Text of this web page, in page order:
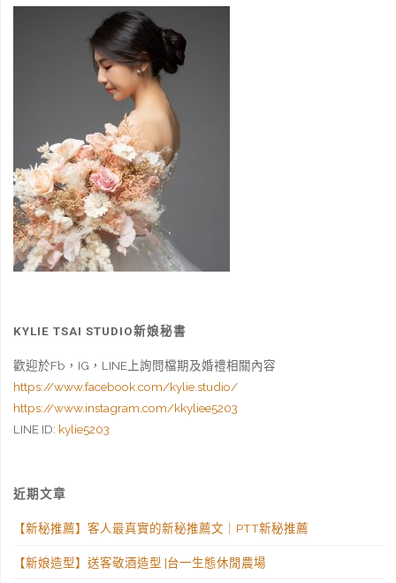
的
白
造
型
/
台
酒
店"
播
率
高
的
白
紗
髮
造
型"
KYLIE TSAI STUDIO新娘秘書
歡迎於Fb，IG，LINE上詢問檔期及婚禮相關內容
https://www.facebook.com/kylie.studio/
https://www.instagram.com/kkyliee5203
LINE ID: kylie5203
近期文章
【新秘推薦】客人最真實的新秘推薦文｜PTT新秘推薦
【新娘造型】送客敬酒造型 |台一生態休閒農場